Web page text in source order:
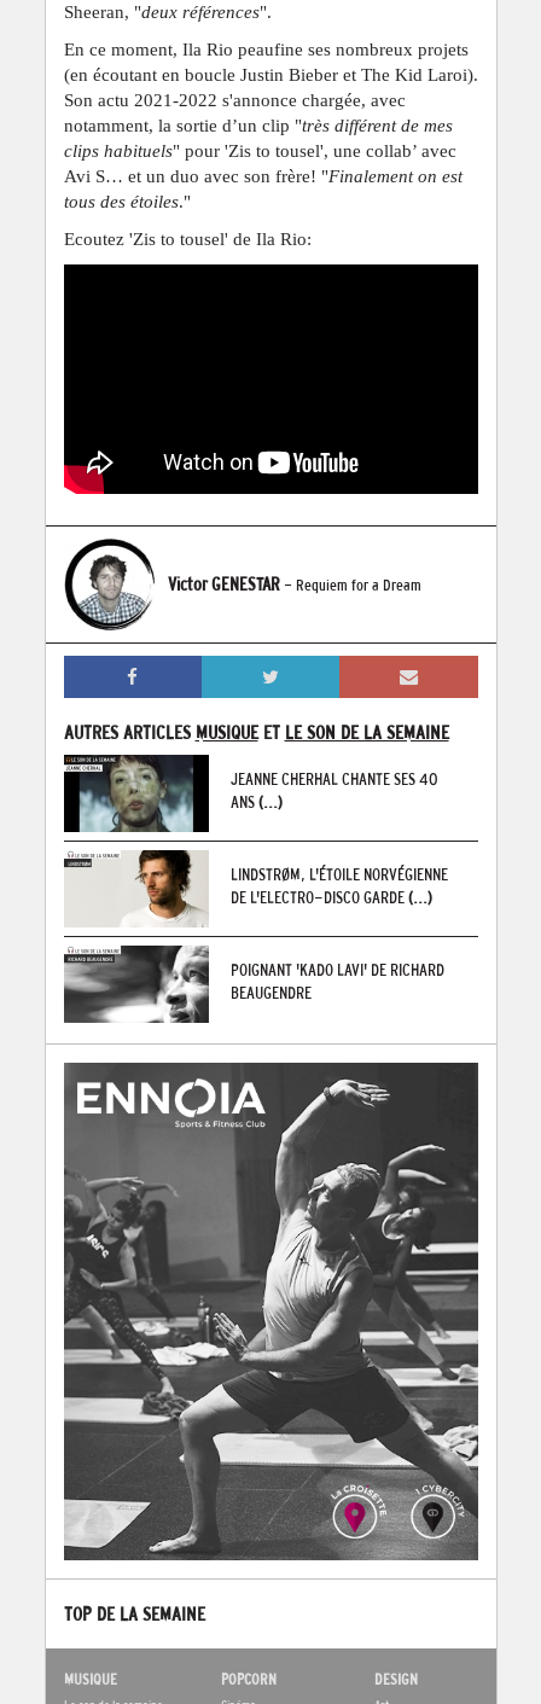
Sheeran, "deux références".
En ce moment, Ila Rio peaufine ses nombreux projets
(en écoutant en boucle Justin Bieber et The Kid Laroi).
Son actu 2021-2022 s'annonce chargée, avec
notamment, la sortie d’un clip "très différent de mes
clips habituels" pour 'Zis to tousel', une collab’ avec
Avi S… et un duo avec son frère! "Finalement on est
tous des étoiles."
Ecoutez 'Zis to tousel' de Ila Rio:
Victor GENESTAR - Requiem for a Dream
AUTRES ARTICLES MUSIQUEET LE SON DE LA SEMAINE
JEANNE CHERHAL CHANTE SES 40
ANS(...)
LINDSTRØM, L'ÉTOILE NORVÉGIENNE
DE L'ELECTRO-DISCO GARDE(...)
POIGNANT 'KADO LAVI' DE RICHARD
BEAUGENDRE
TOP DE LA SEMAINE
MUSIQUE POPCORN DESIGN